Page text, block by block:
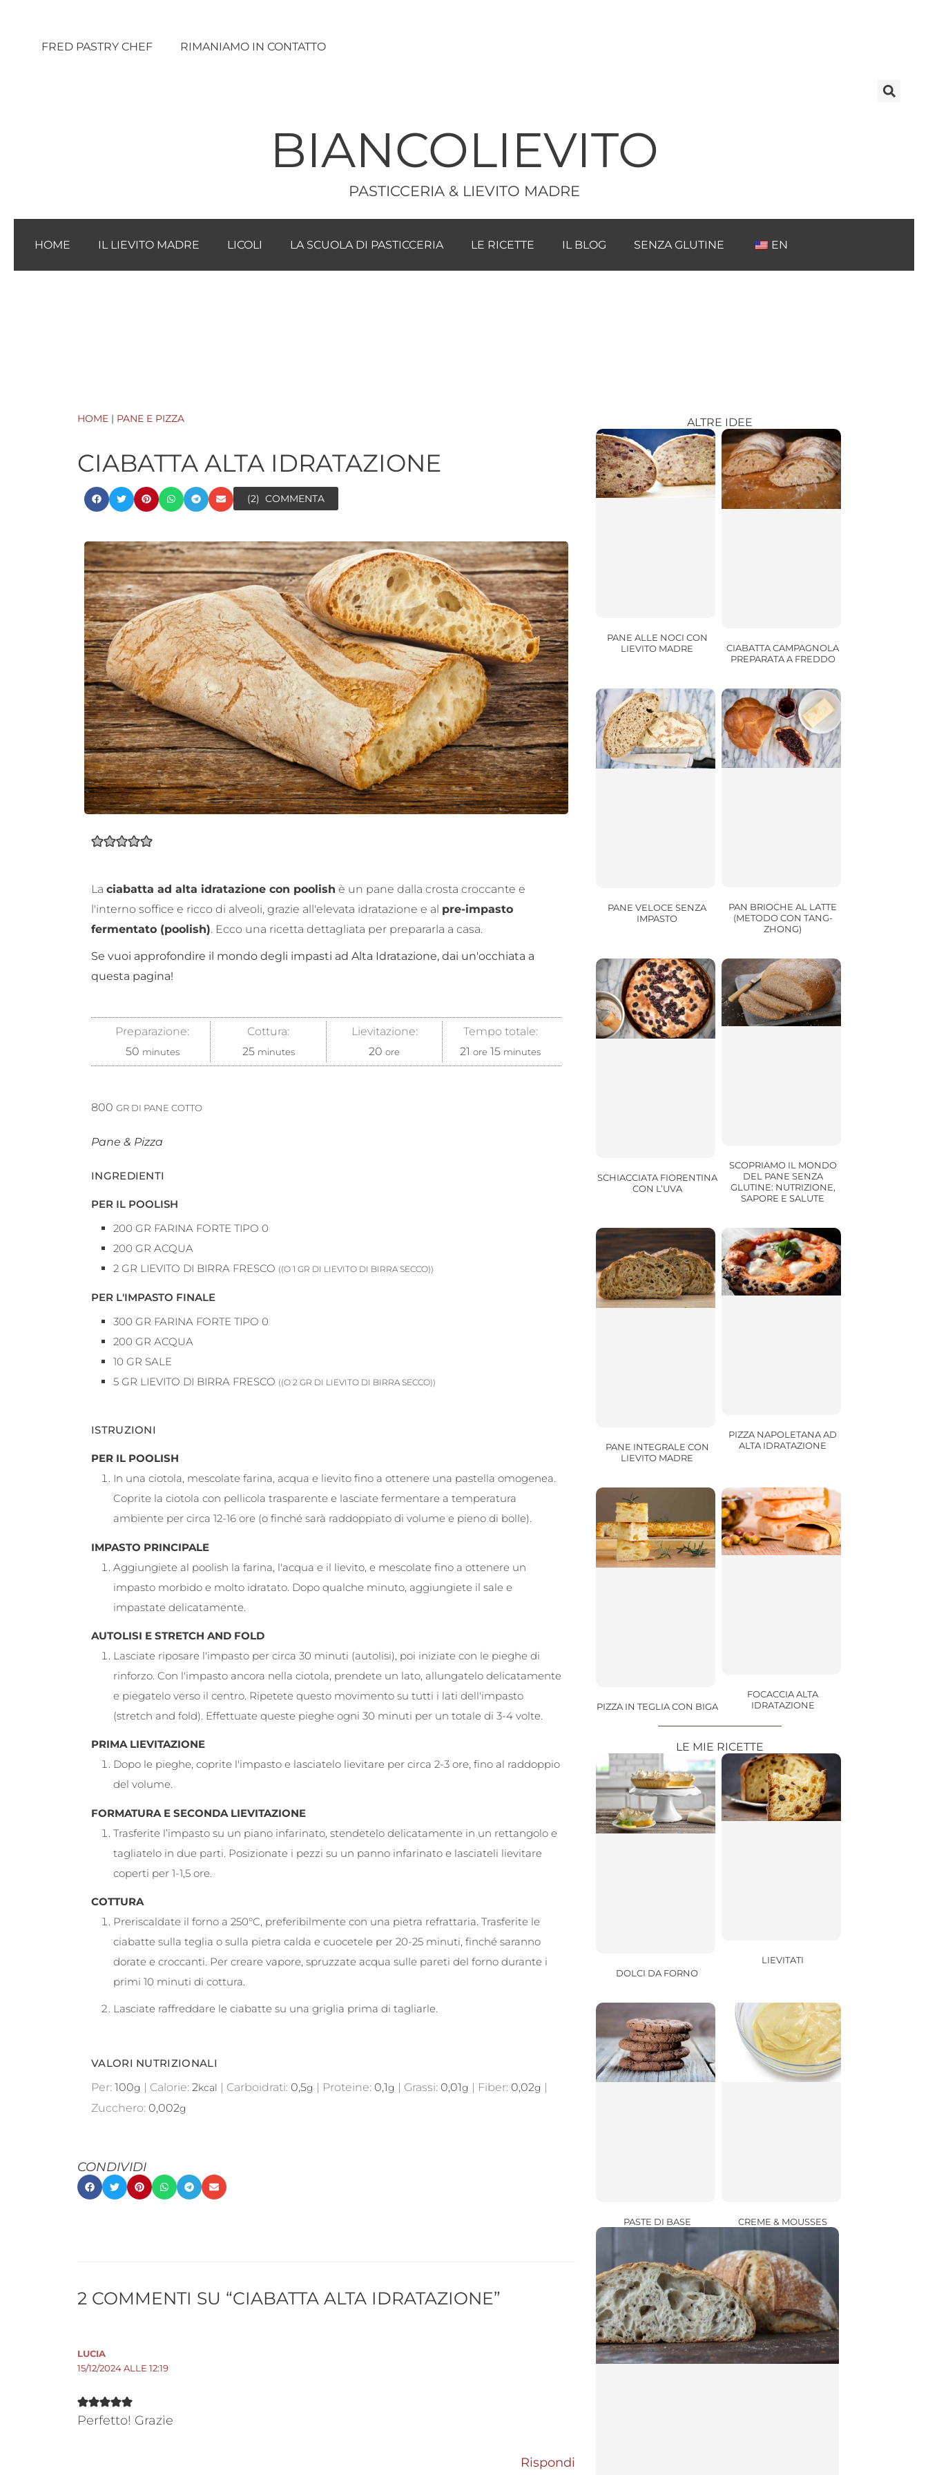
contenutoFRED PASTRY CHEF RIMANIAMO IN CONTATTO
BIANCOLIEVITO
PASTICCERIA & LIEVITO MADRE
HOME IL LIEVITO MADRE LICOLI LA SCUOLA DI PASTICCERIA LE RICETTE IL BLOG SENZA GLUTINE EN
HOME | PANE E PIZZA
CIABATTA ALTA IDRATAZIONE
(2) COMMENTA
La ciabatta ad alta idratazione con poolish è un pane dalla crosta croccante e
l'interno soffice e ricco di alveoli, grazie all'elevata idratazione e al pre-impasto
fermentato (poolish). Ecco una ricetta dettagliata per prepararla a casa.
Se vuoi approfondire il mondo degli impasti ad Alta Idratazione, dai un'occhiata a
questa pagina!
Preparazione:
50 minutes
Cottura:
25 minutes
Lievitazione:
20 ore
Tempo totale:
21 ore 15 minutes
800 GR DI PANE COTTO
Pane & Pizza
INGREDIENTI
PER IL POOLISH
200 GR FARINA FORTE TIPO 0
200 GR ACQUA
2 GR LIEVITO DI BIRRA FRESCO ((O 1 GR DI LIEVITO DI BIRRA SECCO))
PER L'IMPASTO FINALE
300 GR FARINA FORTE TIPO 0
200 GR ACQUA
10 GR SALE
5 GR LIEVITO DI BIRRA FRESCO ((O 2 GR DI LIEVITO DI BIRRA SECCO))
ISTRUZIONI
PER IL POOLISH
In una ciotola, mescolate farina, acqua e lievito fino a ottenere una pastella omogenea.
Coprite la ciotola con pellicola trasparente e lasciate fermentare a temperatura
ambiente per circa 12-16 ore (o finché sarà raddoppiato di volume e pieno di bolle).
IMPASTO PRINCIPALE
Aggiungiete al poolish la farina, l'acqua e il lievito, e mescolate fino a ottenere un
impasto morbido e molto idratato. Dopo qualche minuto, aggiungiete il sale e
impastate delicatamente.
AUTOLISI E STRETCH AND FOLD
Lasciate riposare l'impasto per circa 30 minuti (autolisi), poi iniziate con le pieghe di
rinforzo. Con l'impasto ancora nella ciotola, prendete un lato, allungatelo delicatamente
e piegatelo verso il centro. Ripetete questo movimento su tutti i lati dell'impasto
(stretch and fold). Effettuate queste pieghe ogni 30 minuti per un totale di 3-4 volte.
PRIMA LIEVITAZIONE
Dopo le pieghe, coprite l'impasto e lasciatelo lievitare per circa 2-3 ore, fino al raddoppio
del volume.
FORMATURA E SECONDA LIEVITAZIONE
Trasferite l’impasto su un piano infarinato, stendetelo delicatamente in un rettangolo e
tagliatelo in due parti. Posizionate i pezzi su un panno infarinato e lasciateli lievitare
coperti per 1-1,5 ore.
COTTURA
Preriscaldate il forno a 250°C, preferibilmente con una pietra refrattaria. Trasferite le
ciabatte sulla teglia o sulla pietra calda e cuocetele per 20-25 minuti, finché saranno
dorate e croccanti. Per creare vapore, spruzzate acqua sulle pareti del forno durante i
primi 10 minuti di cottura.
Lasciate raffreddare le ciabatte su una griglia prima di tagliarle.
VALORI NUTRIZIONALI
Per: 100g | Calorie: 2kcal | Carboidrati: 0,5g | Proteine: 0,1g | Grassi: 0,01g | Fiber: 0,02g |
Zucchero: 0,002g
CONDIVIDI
2 COMMENTI SU “CIABATTA ALTA IDRATAZIONE”
LUCIA
15/12/2024 ALLE 12:19
Perfetto! Grazie
Rispondi
ALTRE IDEE
PANE ALLE NOCI CON
LIEVITO MADRE
CIABATTA CAMPAGNOLA
PREPARATA A FREDDO
PANE VELOCE SENZA
IMPASTO
PAN BRIOCHE AL LATTE
(METODO CON TANG-
ZHONG)
SCHIACCIATA FIORENTINA
CON L’UVA
SCOPRIAMO IL MONDO
DEL PANE SENZA
GLUTINE: NUTRIZIONE,
SAPORE E SALUTE
PANE INTEGRALE CON
LIEVITO MADRE
PIZZA NAPOLETANA AD
ALTA IDRATAZIONE
PIZZA IN TEGLIA CON BIGA
FOCACCIA ALTA
IDRATAZIONE
LE MIE RICETTE
DOLCI DA FORNO
LIEVITATI
PASTE DI BASE CREME & MOUSSES